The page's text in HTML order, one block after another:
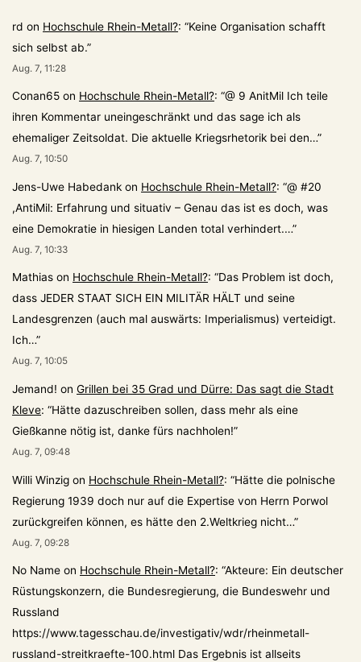
rd on Hochschule Rhein-Metall?: “Keine Organisation schafft
sich selbst ab.”
Aug. 7, 11:28
Conan65 on Hochschule Rhein-Metall?: “@ 9 AnitMil Ich teile
ihren Kommentar uneingeschränkt und das sage ich als
ehemaliger Zeitsoldat. Die aktuelle Kriegsrhetorik bei den…”
Aug. 7, 10:50
Jens-Uwe Habedank on Hochschule Rhein-Metall?: “@ #20
,AntiMil: Erfahrung und situativ – Genau das ist es doch, was
eine Demokratie in hiesigen Landen total verhindert.…”
Aug. 7, 10:33
Mathias on Hochschule Rhein-Metall?: “Das Problem ist doch,
dass JEDER STAAT SICH EIN MILITÄR HÄLT und seine
Landesgrenzen (auch mal auswärts: Imperialismus) verteidigt.
Ich…”
Aug. 7, 10:05
Jemand! on Grillen bei 35 Grad und Dürre: Das sagt die Stadt
Kleve: “Hätte dazuschreiben sollen, dass mehr als eine
Gießkanne nötig ist, danke fürs nachholen!”
Aug. 7, 09:48
Willi Winzig on Hochschule Rhein-Metall?: “Hätte die polnische
Regierung 1939 doch nur auf die Expertise von Herrn Porwol
zurückgreifen können, es hätte den 2.Weltkrieg nicht…”
Aug. 7, 09:28
No Name on Hochschule Rhein-Metall?: “Akteure: Ein deutscher
Rüstungskonzern, die Bundesregierung, die Bundeswehr und
Russland
https://www.tagesschau.de/investigativ/wdr/rheinmetall-
russland-streitkraefte-100.html Das Ergebnis ist allseits